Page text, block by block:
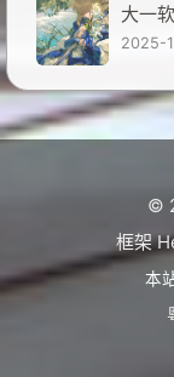
大一
2025-
©
框架
本